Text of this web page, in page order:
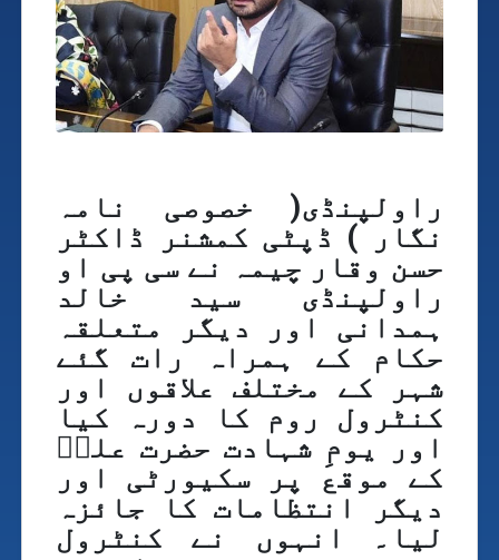
راولپنڈی( خصوصی نامہ
نگار ) ڈپٹی کمشنر ڈاکٹر
حسن وقار چیمہ نے سی پی او
راولپنڈی سید خالد
ہمدانی اور دیگر متعلقہ
حکام کے ہمراہ رات گئے
شہر کے مختلف علاقوں اور
کنٹرول روم کا دورہ کیا
اور یومِ شہادت حضرت علیؓ
کے موقع پر سکیورٹی اور
دیگر انتظامات کا جائزہ
لیا۔ انہوں نے کنٹرول